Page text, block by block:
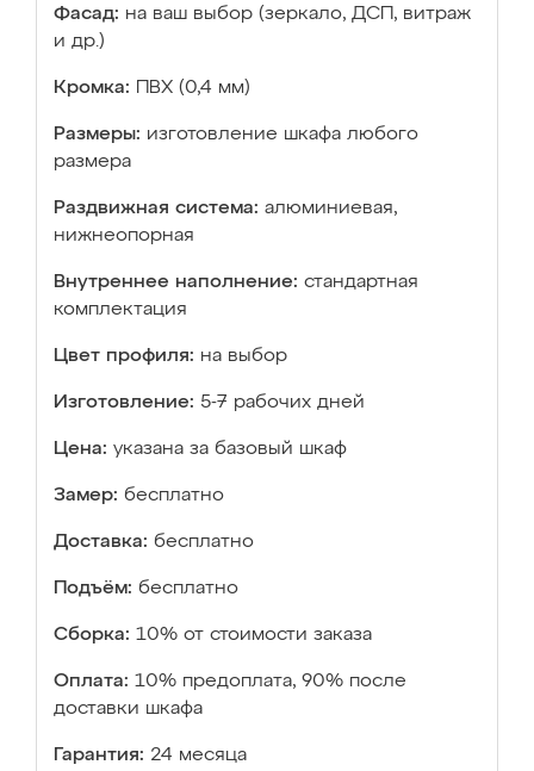
Фасад: на ваш выбор (зеркало, ДСП, витраж
и др.)
Кромка: ПВХ (0,4 мм)
Размеры: изготовление шкафа любого
размера
Раздвижная система: алюминиевая,
нижнеопорная
Внутреннее наполнение: стандартная
комплектация
Цвет профиля: на выбор
Изготовление: 5-7 рабочих дней
Цена: указана за базовый шкаф
Замер: бесплатно
Доставка: бесплатно
Подъём: бесплатно
Сборка: 10% от стоимости заказа
Оплата: 10% предоплата, 90% после
доставки шкафа
Гарантия: 24 месяца